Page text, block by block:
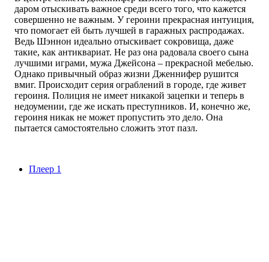
даром отыскивать важное среди всего того, что кажется
совершенно не важным. У героини прекрасная интуиция,
что помогает ей быть лучшей в гаражных распродажах.
Ведь Шэннон идеально отыскивает сокровища, даже
такие, как антиквариат. Не раз она радовала своего сына
лучшими играми, мужа Джейсона – прекрасной мебелью.
Однако привычный образ жизни Дженнифер рушится
вмиг. Происходит серия ограблений в городе, где живет
героиня. Полиция не имеет никакой зацепки и теперь в
недоумении, где же искать преступников. И, конечно же,
героиня никак не может пропустить это дело. Она
пытается самостоятельно сложить этот пазл.
Плеер 1